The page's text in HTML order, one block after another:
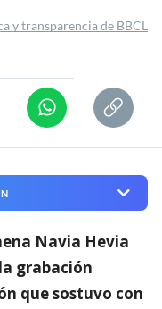
y transparencia de BBCL
Navia Hevia
grabación
que sostuvo con